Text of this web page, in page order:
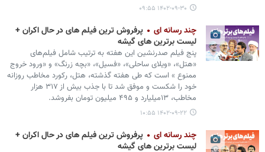
۱۴۰۲-۰۹-۳۰ ۰۹:۵۵
چند رسانه ای
پرفروش ترین فیلم های در حال اکران +
لیست برترین های گیشه
پنج فیلم صدرنشین این هفته به ترتیب شامل فیلم‌های
«هتل»، «ویلای ساحلی»، «فسیل»، «بچه زرنگ» و «ورود خروج
ممنوع » است که طی هفته گذشته، هتل، رکورد مخاطب روزانه
خود را شکست و موفق شد تا با جذب بیش از ۳۱۷ هزار
مخاطب، ۱۳میلیارد و ۴۹۵ میلیون تومان بفروشد.
۱۴۰۲-۰۹-۲۲ ۱۰:۵۵
چند رسانه ای
پرفروش ترین فیلم های در حال اکران +
لیست برترین های گیشه